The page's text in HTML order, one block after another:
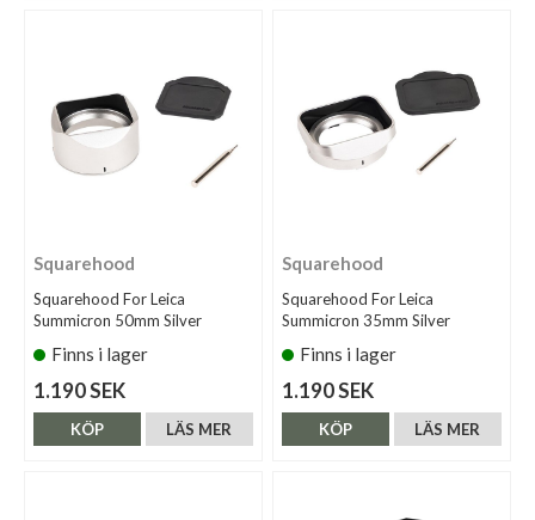
Squarehood
Squarehood For Leica
Summicron 50mm Silver
Finns i lager
1.190 SEK
LÄS MER
KÖP
Squarehood
Squarehood For Leica
Summicron 35mm Silver
Finns i lager
1.190 SEK
LÄS MER
KÖP